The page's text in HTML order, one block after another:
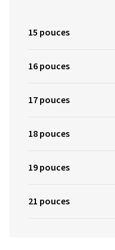
15 pouces
16 pouces
17 pouces
18 pouces
19 pouces
21 pouces